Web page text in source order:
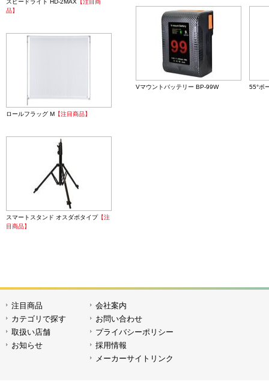
Vマウントバッテリー BP-99W 55°ポ
スピードライト HD-2MAX 【注目商
品】
ロールフラッグ M 【注目商品】
スマートスタンド オスダボタイプ【注
目商品】
注目商品
カテゴリで探す
取扱い店舗
お知らせ
会社案内
お問い合わせ
プライバシーポリシー
採用情報
メーカーサイトリンク